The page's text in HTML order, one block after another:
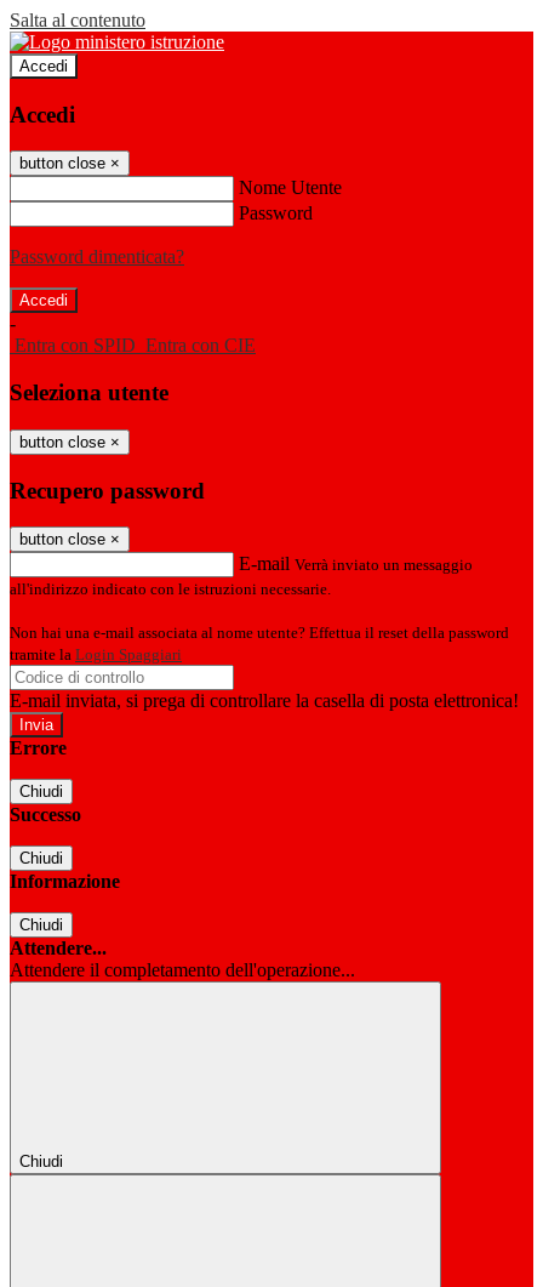
Salta al contenuto
Accedi
Accedi
button close ×
Nome Utente
Password
Password dimenticata?
-
Entra con SPID Entra con CIE
Seleziona utente
button close ×
Recupero password
button close ×
E-mail Verrà inviato un messaggio
all'indirizzo indicato con le istruzioni necessarie.
Non hai una e-mail associata al nome utente? Effettua il reset della password
tramite la Login Spaggiari
E-mail inviata, si prega di controllare la casella di posta elettronica!
Errore
Chiudi
Successo
Chiudi
Informazione
Chiudi
Attendere...
Attendere il completamento dell'operazione...
Chiudi